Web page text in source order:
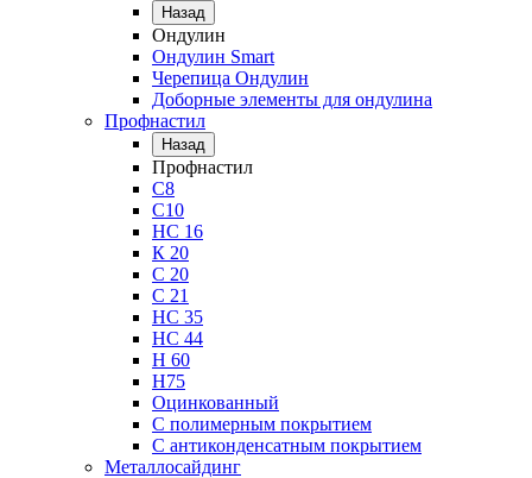
Назад
Ондулин
Ондулин Smart
Черепица Ондулин
Доборные элементы для ондулина
Профнастил
Назад
Профнастил
С8
С10
НС 16
К 20
С 20
С 21
НС 35
НС 44
Н 60
Н75
Оцинкованный
С полимерным покрытием
С антиконденсатным покрытием
Металлосайдинг